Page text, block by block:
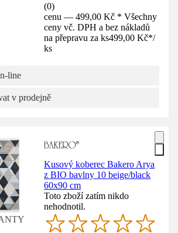
(0)
cenu — 499,00 Kč * Všechny
ceny vč. DPH a bez nákladů
na přepravu za ks499,00 Kč*/
ks
line
v prodejně
Kusový koberec Bakero Arya
z BIO bavlny 10 beige/black
60x90 cm
Toto zboží zatím nikdo
nehodnotil.